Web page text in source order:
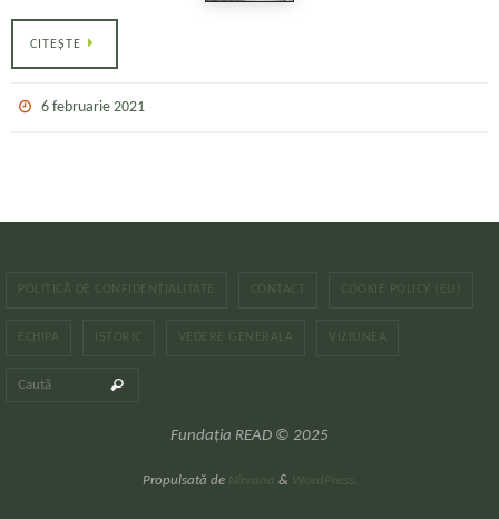
CITEȘTE
6 februarie 2021
POLITICĂ DE CONFIDENȚIALITATE CONTACT COOKIE POLICY (EU)
ECHIPA ISTORIC VEDERE GENERALA VIZIUNEA
Caută
Fundația READ © 2025
Propulsată de Nirvana & WordPress.